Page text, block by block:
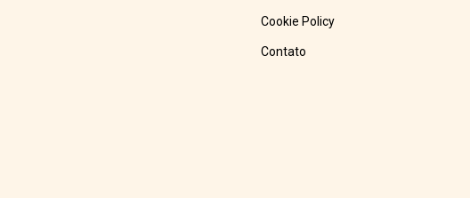
Cookie Policy
Contato